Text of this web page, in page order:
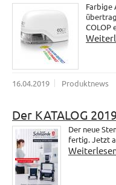
Farbige
COLOP
16.04.2019 Produktnews
Der KATALOG
Der neue
fertig. Jetzt